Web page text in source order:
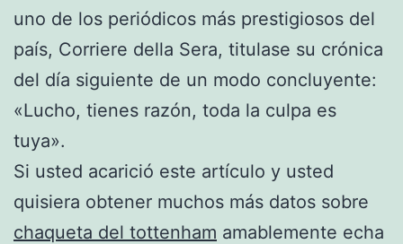
uno de los periódicos más prestigiosos del
país, Corriere della Sera, titulase su crónica
del día siguiente de un modo concluyente:
«Lucho, tienes razón, toda la culpa es
tuya».
Si usted acarició este artículo y usted
quisiera obtener muchos más datos sobre
chaqueta del tottenham amablemente echa